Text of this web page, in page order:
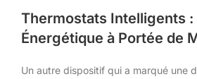
Thermostats Intelligents
Énergétique à Portée de
Un autre dispositif qui a marqué une